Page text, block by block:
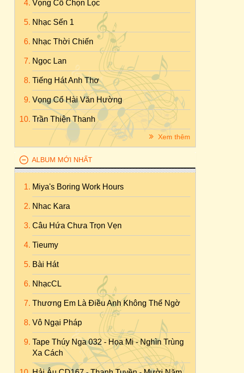
Vọng Cổ Chọn Lọc
Nhạc Sến 1
Nhạc Thời Chiến
Ngọc Lan
Tiếng Hát Anh Thơ
Vọng Cổ Hài Văn Hường
Trần Thiện Thanh
Xem thêm
ALBUM MỚI NHẤT
Miya's Boring Work Hours
Nhac Kara
Câu Hứa Chưa Trọn Vẹn
Tieumy
Bài Hát
NhạcCL
Thương Em Là Điều Anh Không Thể Ngờ
Vô Ngại Pháp
Tape Thúy Nga 032 - Họa Mi - Nghìn Trùng
Xa Cách